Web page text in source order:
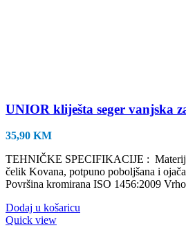
UNIOR kliješta seger vanjska
35,90 KM
TEHNIČKE SPECIFIKACIJE :
čelik Kovana, potpuno poboljšana i
Površina kromirana ISO 1456:2009
Dodaj u košaricu
Quick view